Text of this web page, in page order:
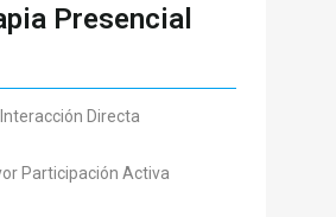
Presencial
Interacción Directa
Participación Activa